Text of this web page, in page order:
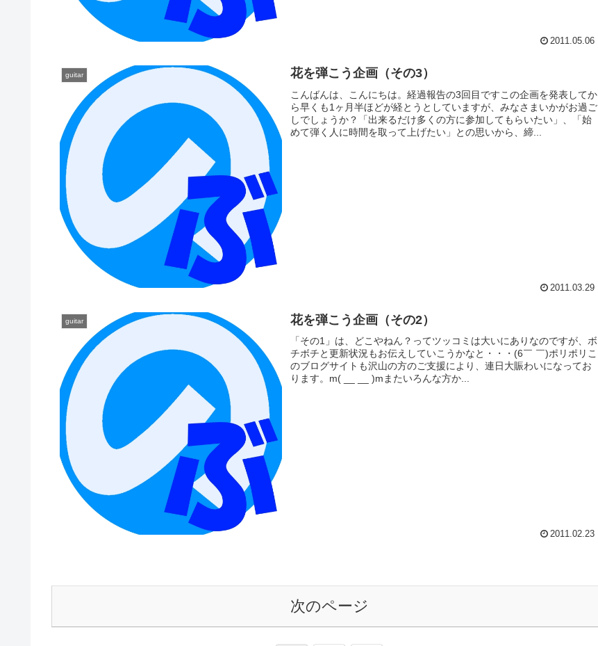
2011.05.06
guitar 花を弾こう企画（その3）
こんばんは、こんにちは。経過報告の3回目ですこの企画を発表してか
ら早くも1ヶ月半ほどが経とうとしていますが、みなさまいかがお過ご
しでしょうか？「出来るだけ多くの方に参加してもらいたい」、「始
めて弾く人に時間を取って上げたい」との思いから、締...
2011.03.29
guitar 花を弾こう企画（その2）
「その1」は、どこやねん？ってツッコミは大いにありなのですが、ボ
チボチと更新状況もお伝えしていこうかなと・・・(6￣ ￣)ポリポリこ
のブログサイトも沢山の方のご支援により、連日大賑わいになってお
ります。m( __ __ )mまたいろんな方か...
2011.02.23
次のページ